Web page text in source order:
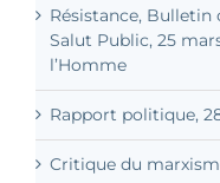
Résistance,
Salut Public, 25
l’Homme
Rapport politique,
Critique du